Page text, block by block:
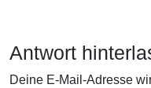
Antwort
Deine E-Mail-Adresse